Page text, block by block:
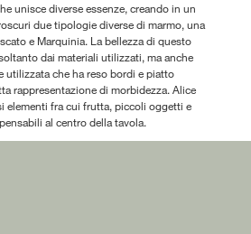
unisce diverse essenze, creando in un
due tipologie diverse di marmo, una
e Marquinia. La bellezza di questo
dai materiali utilizzati, ma anche
utilizzata che ha reso bordi e piatto
rappresentazione di morbidezza. Alice
elementi fra cui frutta, piccoli oggetti e
al centro della tavola.